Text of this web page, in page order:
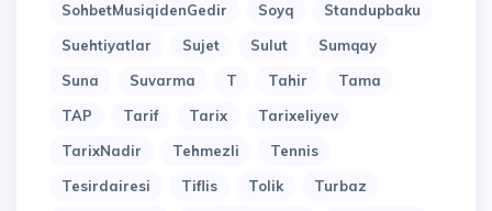
SohbetMusiqidenGedir
Soyq
Standupbaku
Suehtiyatlar
Sujet Sulut
Sumqay
Suna
Suvarma T Tahir
Tama
TAP
Tarif Tarix
Tarixeliyev
TarixNadir
Tehmezli
Tennis
Tesirdairesi
Tiflis Tolik
Turbaz